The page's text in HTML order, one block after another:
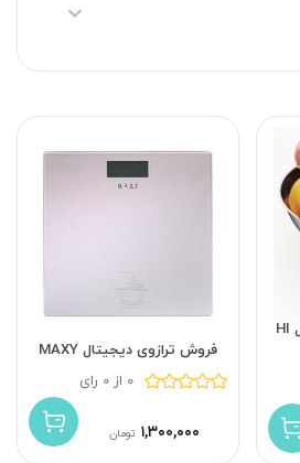
ترازو آشپزخانه هایتک مدل HI
فروش ترازوی دیجیتال MAXY
0 از 0 رای
۱,۳۰۰,۰۰۰ تومان